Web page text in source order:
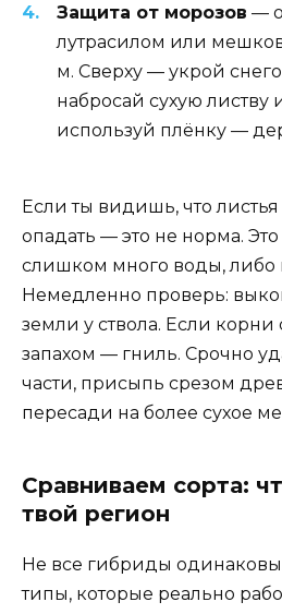
Защита от морозов —
лутрасилом или
м. Сверху — укрой
набросай сухую листву
используй плёнку —
Если ты видишь, что
опадать — это не норма.
слишком много воды, либо
Немедленно проверь:
земли у ствола. Если корни
запахом — гниль. Срочно
части, присыпь срезом
пересади на более сухое
Сравниваем сорта:
твой регион
Не все гибриды
типы, которые реально